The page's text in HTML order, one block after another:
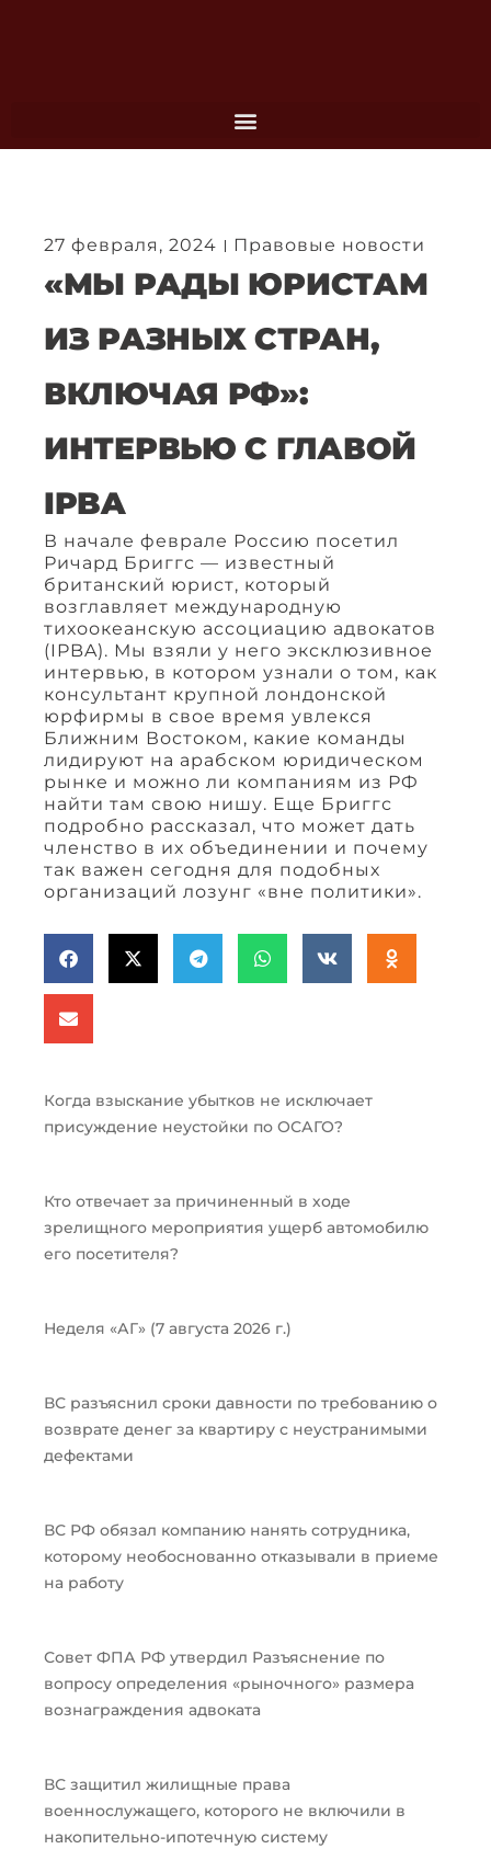
27 февраля, 2024 Правовые новости
«МЫ РАДЫ ЮРИСТАМ
ИЗ РАЗНЫХ СТРАН,
ВКЛЮЧАЯ РФ»:
ИНТЕРВЬЮ С ГЛАВОЙ
IPBA
В начале феврале Россию посетил
Ричард Бриггс — известный
британский юрист, который
возглавляет международную
тихоокеанскую ассоциацию адвокатов
(IPBA). Мы взяли у него эксклюзивное
интервью, в котором узнали о том, как
консультант крупной лондонской
юрфирмы в свое время увлекся
Ближним Востоком, какие команды
лидируют на арабском юридическом
рынке и можно ли компаниям из РФ
найти там свою нишу. Еще Бриггс
подробно рассказал, что может дать
членство в их объединении и почему
так важен сегодня для подобных
организаций лозунг «вне политики».
Когда взыскание убытков не исключает
присуждение неустойки по ОСАГО?
Кто отвечает за причиненный в ходе
зрелищного мероприятия ущерб автомобилю
его посетителя?
Неделя «АГ» (7 августа 2026 г.)
ВС разъяснил сроки давности по требованию о
возврате денег за квартиру с неустранимыми
дефектами
ВС РФ обязал компанию нанять сотрудника,
которому необоснованно отказывали в приеме
на работу
Совет ФПА РФ утвердил Разъяснение по
вопросу определения «рыночного» размера
вознаграждения адвоката
ВС защитил жилищные права
военнослужащего, которого не включили в
накопительно-ипотечную систему